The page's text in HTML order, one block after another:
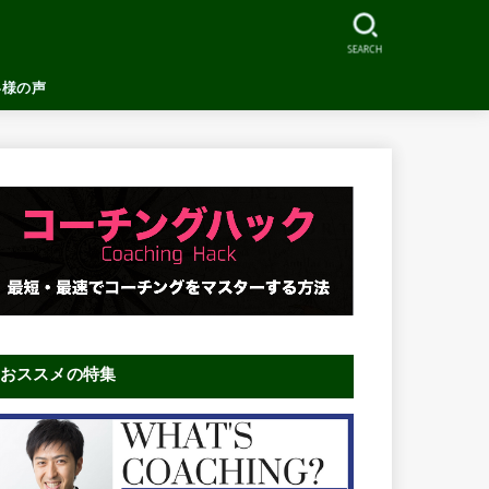
の声
SEARCH
おススメの特集